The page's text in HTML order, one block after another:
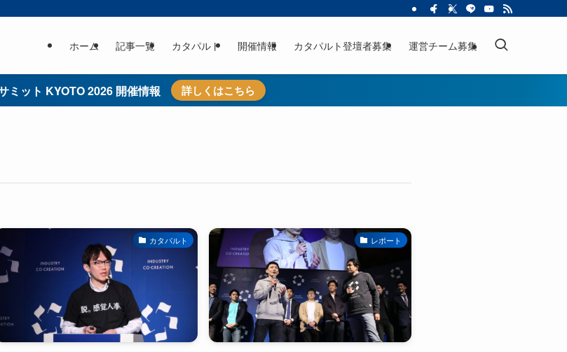
ホーム 記事一覧 カタパルト 開催情報 カタパルト登壇者募集 運営チーム募集
ミット KYOTO 2026 開催情報 詳しくはこちら
カタパルト レポート